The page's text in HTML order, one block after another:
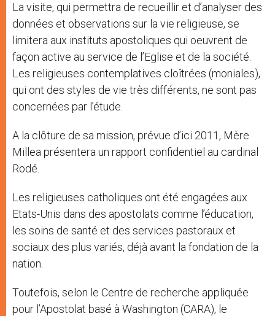
La visite, qui permettra de recueillir et d’analyser des
données et observations sur la vie religieuse, se
limitera aux instituts apostoliques qui oeuvrent de
façon active au service de l’Eglise et de la société.
Les religieuses contemplatives cloîtrées (moniales),
qui ont des styles de vie très différents, ne sont pas
concernées par l’étude.
A la clôture de sa mission, prévue d’ici 2011, Mère
Millea présentera un rapport confidentiel au cardinal
Rodé.
Les religieuses catholiques ont été engagées aux
Etats-Unis dans des apostolats comme l’éducation,
les soins de santé et des services pastoraux et
sociaux des plus variés, déjà avant la fondation de la
nation.
Toutefois, selon le Centre de recherche appliquée
pour l’Apostolat basé à Washington (CARA), le